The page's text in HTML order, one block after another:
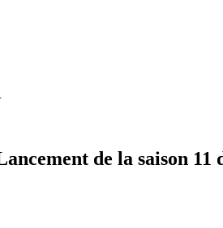
de la saison 11